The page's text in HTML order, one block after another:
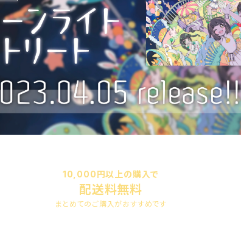
10,000円以上の購入で
配送料無料
まとめてのご購入がおすすめです